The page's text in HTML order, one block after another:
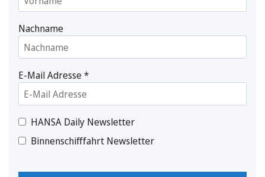
Nachname
E-Mail Adresse*
HANSA Daily Newsletter
Binnenschifffahrt Newsletter